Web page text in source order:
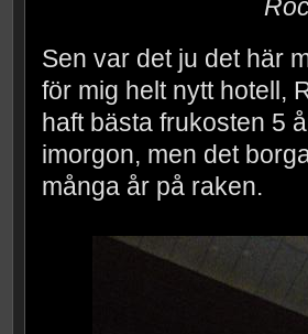
Sen var det ju det här
för mig helt nytt hotell,
haft bästa frukosten 5
imorgon, men det
många år på raken.